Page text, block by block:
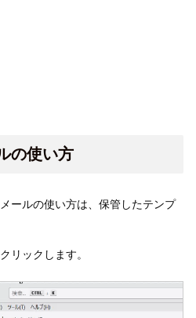
の使い方
ールの使い方は、保管したテンプ
リックします。